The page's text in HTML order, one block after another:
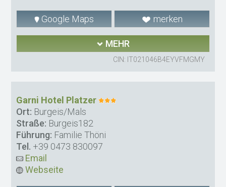
Google Maps merken
MEHR
CIN: IT021046B4EYVFMGMY
Garni Hotel Platzer
Ort: Burgeis/Mals
Straße: Burgeis182
Führung: Familie Thöni
Tel. +39 0473 830097
Email
Webseite